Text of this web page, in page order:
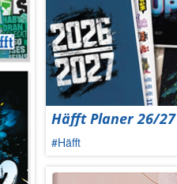
Häfft Planer 26/27
#Häfft